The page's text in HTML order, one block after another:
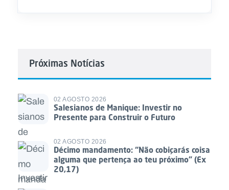
Próximas Notícias
02 AGOSTO 2026
Salesianos de Manique: Investir no
Presente para Construir o Futuro
02 AGOSTO 2026
Décimo mandamento: “Não cobiçarás coisa
alguma que pertença ao teu próximo” (Ex
20,17)